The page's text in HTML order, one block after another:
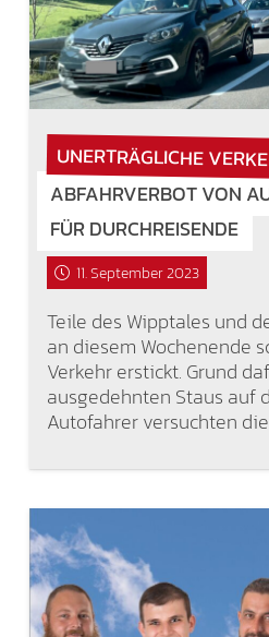
UNERTRÄGLICHE
ABFAHRVERBOT VON
FÜR DURCHREISENDE
11. September 2023
Teile des Wipptales und
an diesem Wochenende
Verkehr erstickt. Grund
ausgedehnten Staus auf
Autofahrer versuchten